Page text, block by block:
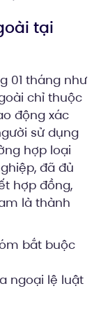
tại
01 tháng như
chỉ thuộc
động xác
sử dụng
hợp loại
đã đủ
hợp đồng,
là thành
bắt buộc
ngoại lệ luật